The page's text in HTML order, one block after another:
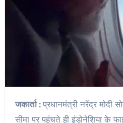
जकार्ता :प्रधानमंत्री नरेंद्र मोदी
सीमा पर पहुंचते ही इंडोनेशिया के